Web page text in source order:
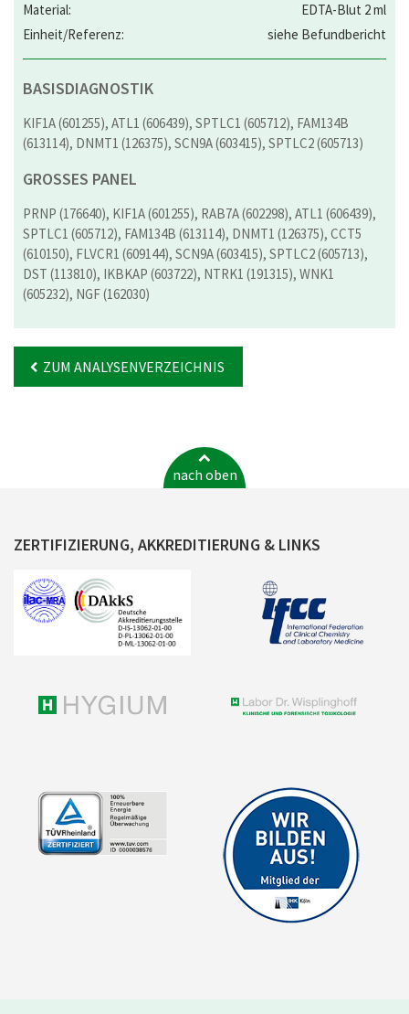
EDTA-Blut 2 ml
siehe Befundbericht
BASISDIAGNOSTIK
KIF1A (601255), ATL1 (606439), SPTLC1 (605712), FAM134B
(613114), DNMT1 (126375), SCN9A (603415), SPTLC2 (605713)
GROSSES PANEL
PRNP (176640), KIF1A (601255), RAB7A (602298), ATL1 (606439),
SPTLC1 (605712), FAM134B (613114), DNMT1 (126375), CCT5
(610150), FLVCR1 (609144), SCN9A (603415), SPTLC2 (605713),
DST (113810), IKBKAP (603722), NTRK1 (191315), WNK1
(605232), NGF (162030)
ZUM ANALYSENVERZEICHNIS
nach oben
ZERTIFIZIERUNG, AKKREDITIERUNG & LINKS